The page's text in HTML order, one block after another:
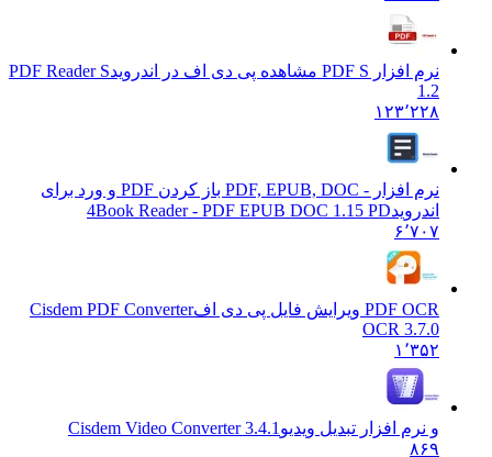
نرم افزار PDF S مشاهده پی دی اف در اندروید
PDF Reader S
1.2
۱۲۳٬۲۲۸
نرم افزار - PDF, EPUB, DOC باز کردن PDF و ورد برای
اندروید4Book Reader - PDF EPUB DOC 1.15 PD
۶٬۷۰۷
PDF OCR ویرایش فایل پی دی اف
Cisdem PDF Converter
OCR 3.7.0
۱٬۳۵۲
و نرم افزار تبدیل ویدیو Cisdem Video Converter 3.4.1
۸۶۹